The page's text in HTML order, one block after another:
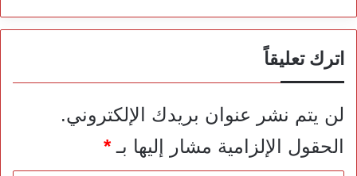
اترك تعليقاً
لن يتم نشر عنوان بريدك الإلكتروني.
الحقول الإلزامية مشار إليها بـ*